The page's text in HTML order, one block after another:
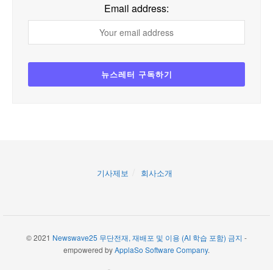
Email address:
기사제보 회사소개
© 2021 Newswave25 무단전재, 재배포 및 이용 (AI 학습 포함) 금지 -
empowered byApplaSo Software Company.